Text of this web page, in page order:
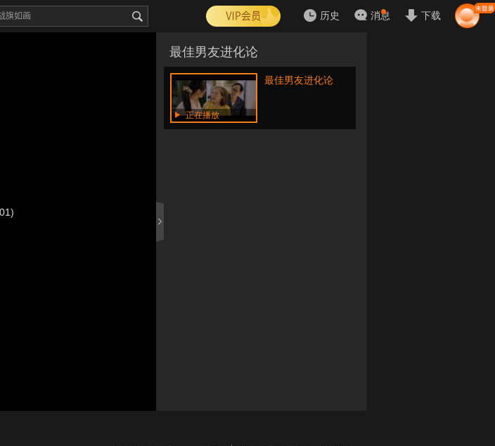
历史 消息 下载
最佳男友进化论
正在播放
最佳男友进化论